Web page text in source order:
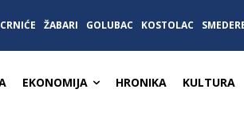
ŽABARI GOLUBAC KOSTOLAC
EKONOMIJA HRONIKA KULTURA